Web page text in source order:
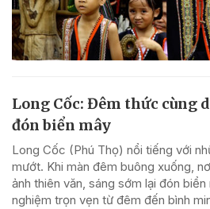
Long Cốc: Đêm thức cùng
đón biển mây
Long Cốc (Phú Thọ) nổi tiếng với
mướt. Khi màn đêm buông xuống,
ảnh thiên văn, sáng sớm lại đón
nghiệm trọn vẹn từ đêm đến bình